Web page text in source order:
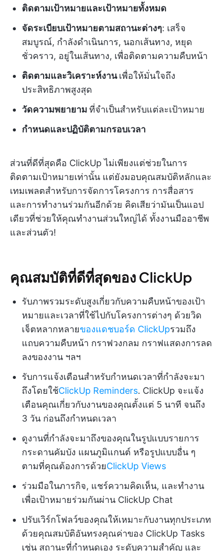
ติดตามเป้าหมายและเป้าหมายทั้งหมด
จัดระเบียบเป้าหมายตามสถานะต่างๆ: เสร็จ
สมบูรณ์, กำลังดำเนินการ, นอกเส้นทาง, หยุด
ชั่วคราว, อยู่ในเส้นทาง, เพื่อติดตามความคืบหน้า
ติดตามและวิเคราะห์งานเพื่อให้มั่นใจถึง
ประสิทธิภาพสูงสุด
วัดความพยายาม ที่จำเป็นสำหรับแต่ละเป้าหมาย
กำหนดและปฏิบัติตามกรอบเวลา
ส่วนที่ดีที่สุดคือ ClickUp ไม่เพียงแต่ช่วยในการ
ติดตามเป้าหมายเท่านั้น แต่ยังมอบคุณสมบัติหลักและ
เทมเพลตสำหรับการจัดการโครงการ การสื่อสาร
และการทำงานร่วมกันอีกด้วย คิดเสียว่ามันเป็นแอป
เดียวที่ช่วยให้คุณทำงานส่วนใหญ่ได้ ทั้งงานมืออาชีพ
และส่วนตัว!
คุณสมบัติที่ดีที่สุดของ ClickUp
รับภาพรวมระดับสูงเกี่ยวกับความคืบหน้าของเป้า
หมายและเวลาที่ใช้ไปกับโครงการต่างๆ ด้วยวิด
เจ็ตหลากหลายของแดชบอร์ด ClickUpรวมถึง
แถบความคืบหน้า กราฟวงกลม กราฟแสดงการลด
ลงของงาน ฯลฯ
รับการแจ้งเตือนสำหรับกำหนดเวลาที่กำลังจะมา
ถึงโดยใช้ClickUp Reminders. ClickUp จะแจ้ง
เตือนคุณเกี่ยวกับงานของคุณตั้งแต่ 5 นาที จนถึง
3 วัน ก่อนถึงกำหนดเวลา
ดูงานที่กำลังจะมาถึงของคุณในรูปแบบรายการ
กระดานคัมบัง แผนภูมิแกนต์ หรือรูปแบบอื่น ๆ
ตามที่คุณต้องการด้วยClickUp Views
ร่วมมือในภารกิจ, แชร์ความคิดเห็น, และทำงาน
เพื่อเป้าหมายร่วมกันผ่าน ClickUp Chat
ปรับเวิร์กโฟลว์ของคุณให้เหมาะกับงานทุกประเภท
ด้วยคุณสมบัติอันทรงคุณค่าของ ClickUp Tasks
เช่น สถานะที่กำหนดเอง ระดับความสำคัญ และ